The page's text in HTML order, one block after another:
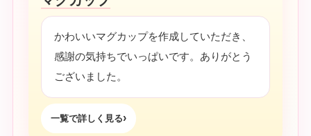
かわいいマグカップを作成していただき、
感謝の気持ちでいっぱいです。ありがとう
ございました。
一覧で詳しく見る